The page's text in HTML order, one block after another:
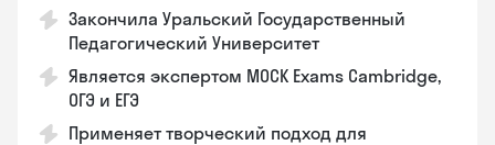
Закончила Уральский Государственный
Педагогический Университет
Является экспертом MOCK Exams Cambridge,
ОГЭ и ЕГЭ
Применяет творческий подход для